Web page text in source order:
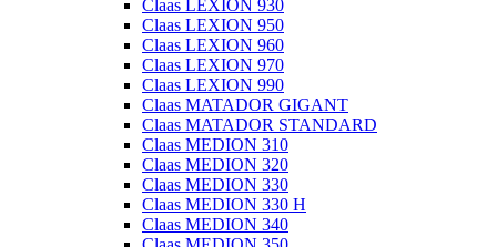
Claas LEXION 930
Claas LEXION 950
Claas LEXION 960
Claas LEXION 970
Claas LEXION 990
Claas MATADOR GIGANT
Claas MATADOR STANDARD
Claas MEDION 310
Claas MEDION 320
Claas MEDION 330
Claas MEDION 330 H
Claas MEDION 340